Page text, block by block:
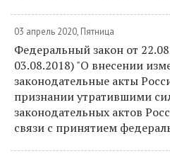
03 апрель 2020, Пятница
Федеральный закон от
03.08.2018) "О внесении
законодательные акты
признании утратившими
законодательных актов
связи с принятием